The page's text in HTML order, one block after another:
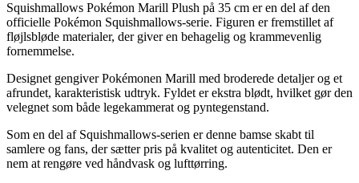
Squishmallows Pokémon Marill Plush på 35 cm er en del af den
officielle Pokémon Squishmallows-serie. Figuren er fremstillet af
fløjlsbløde materialer, der giver en behagelig og krammevenlig
fornemmelse.
Designet gengiver Pokémonen Marill med broderede detaljer og et
afrundet, karakteristisk udtryk. Fyldet er ekstra blødt, hvilket gør den
velegnet som både legekammerat og pyntegenstand.
Som en del af Squishmallows-serien er denne bamse skabt til
samlere og fans, der sætter pris på kvalitet og autenticitet. Den er
nem at rengøre ved håndvask og lufttørring.